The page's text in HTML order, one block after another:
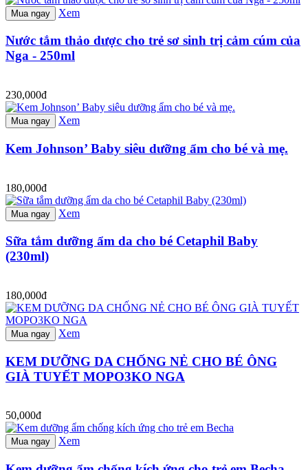
Mua ngay Xem
Nước tắm thảo dược cho trẻ sơ sinh trị cảm cúm của
Nga - 250ml
230,000đ
Mua ngay Xem
Kem Johnson’ Baby siêu dưỡng ẩm cho bé và mẹ.
180,000đ
Mua ngay Xem
Sữa tắm dưỡng ẩm da cho bé Cetaphil Baby
(230ml)
180,000đ
Mua ngay Xem
KEM DƯỠNG DA CHỐNG NẺ CHO BÉ ÔNG
GIÀ TUYẾT MOPO3KO NGA
50,000đ
Mua ngay Xem